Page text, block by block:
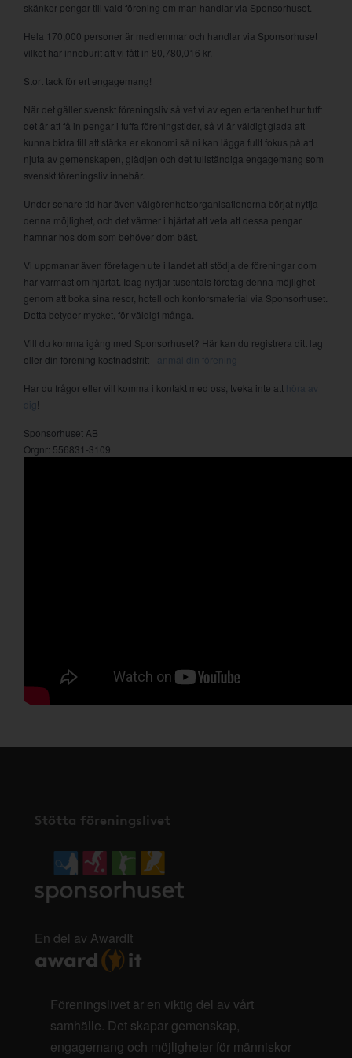
skänker pengar till vald förening om man handlar via Sponsorhuset.
Hela 170,000 personer är medlemmar och handlar via Sponsorhuset
vilket har inneburit att vi fått in 80,780,016 kr.
Stort tack för ert engagemang!
När det gäller svenskt föreningsliv så vet vi av egen erfarenhet hur tufft
det är att få in pengar i tuffa föreningstider, så vi är väldigt glada att
kunna bidra till att stärka er ekonomi så ni kan lägga fullt fokus på att
njuta av gemenskapen, glädjen och det fullständiga engagemang som
svenskt föreningsliv innebär.
Under senare tid har även välgörenhetsorganisationerna börjat nyttja
denna möjlighet, och det värmer i hjärtat att veta att dessa pengar
hamnar hos dom som behöver dom bäst.
Vi uppmanar även företagen ute i landet att stödja de föreningar dom
har varmast om hjärtat. Idag nyttjar tusentals företag denna möjlighet
genom att boka sina resor, hotell och kontorsmaterial via Sponsorhuset.
Detta betyder mycket, för väldigt många.
Vill du komma igång med Sponsorhuset? Här kan du registrera ditt lag
eller din förening kostnadsfritt -
anmäl din förening
Har du frågor eller vill komma i kontakt med oss, tveka inte att höra av
!
Sponsorhuset AB
Orgnr: 556831-3109
Stötta föreningslivet
En del av AwardIt
Föreningslivet är en viktig del av vårt
samhälle. Det skapar gemenskap,
engagemang och möjligheter för människor